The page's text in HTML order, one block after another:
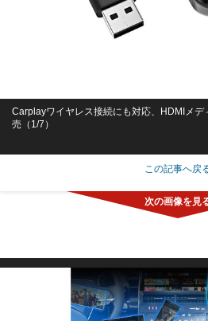
Carplayワイヤレス接続にも対応、HDMIメ
売（1/7）
この記事へ戻